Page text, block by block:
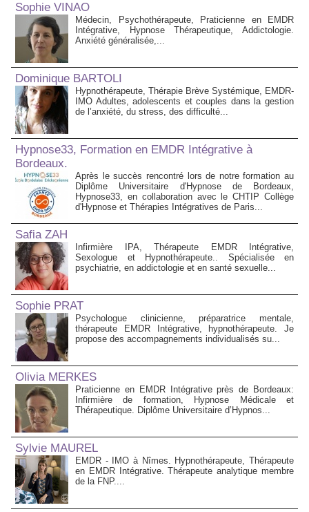
Sophie VINAO
Médecin, Psychothérapeute, Praticienne en EMDR
Intégrative, Hypnose Thérapeutique, Addictologie.
Anxiété généralisée,...
Dominique BARTOLI
Hypnothérapeute, Thérapie Brève Systémique, EMDR-
IMO Adultes, adolescents et couples dans la gestion
de l’anxiété, du stress, des difficulté...
Hypnose33, Formation en EMDR Intégrative à
Bordeaux.
Après le succès rencontré lors de notre formation au
Diplôme Universitaire d'Hypnose de Bordeaux,
Hypnose33, en collaboration avec le CHTIP Collège
d'Hypnose et Thérapies Intégratives de Paris...
Safia ZAH
Infirmière IPA, Thérapeute EMDR Intégrative,
Sexologue et Hypnothérapeute.. Spécialisée en
psychiatrie, en addictologie et en santé sexuelle...
Sophie PRAT
Psychologue clinicienne, préparatrice mentale,
thérapeute EMDR Intégrative, hypnothérapeute. Je
propose des accompagnements individualisés su...
Olivia MERKES
Praticienne en EMDR Intégrative près de Bordeaux:
Infirmière de formation, Hypnose Médicale et
Thérapeutique. Diplôme Universitaire d’Hypnos...
Sylvie MAUREL
EMDR - IMO à Nîmes. Hypnothérapeute, Thérapeute
en EMDR Intégrative. Thérapeute analytique membre
de la FNP....